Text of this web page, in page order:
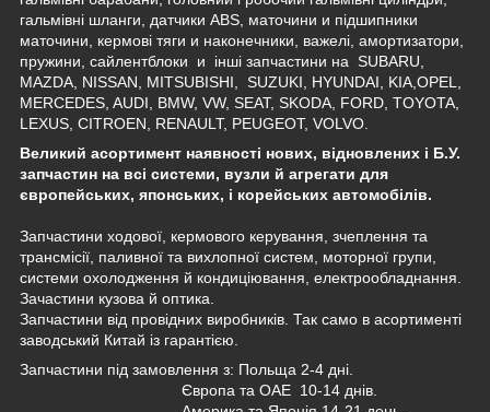
гальмівні шланги датчики ABS, маточини и підшипники
маточини
кермові тяги и наконечники важелі амортизатори
пружини сайлентблоки и інші запчастини на SUBARU,
MAZDA, NISSAN, MITSUBISHI, SUZUKI, HYUNDAI, KIA,OPEL,
MERCEDES, AUDI, BMW, VW, SEAT, SKODA, FORD, TOYOTA,
LEXUS, CITROEN, RENAULT, PEUGEOT, VOLVO.
Великий асортимент наявності нових, відновлених і Б.У.
запчастин на всі системи, вузли й агрегати для
європейських, японських, і корейських автомобілів.
Запчастини ходової, кермового керування, зчеплення та
трансмісії, паливної та вихлопної систем, моторної групи,
системи охолодження й кондиціювання, електрообладнання.
Зачастини кузова й оптика.
Запчастини від провідних виробників. Так само в асортименті
заводський Китай із гарантією.
Запчастини під замовлення з: Польща 2-4 дні.
Європа та ОАЕ 10-14 днів.